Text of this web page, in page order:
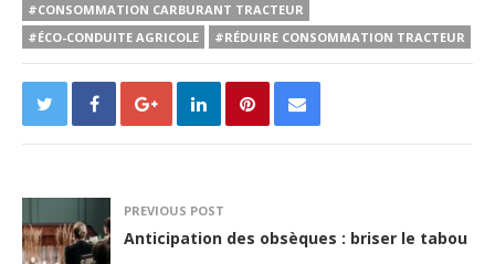
#CONSOMMATION CARBURANT TRACTEUR
#ÉCO-CONDUITE AGRICOLE
#RÉDUIRE CONSOMMATION TRACTEUR
PREVIOUS POST
Anticipation des obsèques : briser le tabou